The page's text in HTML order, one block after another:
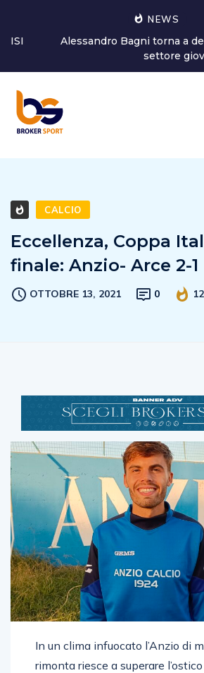
NEWS
Alessandro Bagni torna a
settore giovanile...
CALCIO
Eccellenza, Coppa
finale: Anzio- Arce 2-1
OTTOBRE 13, 2021 0
In un clima infuocato l’Anzio di
rimonta riesce a superare